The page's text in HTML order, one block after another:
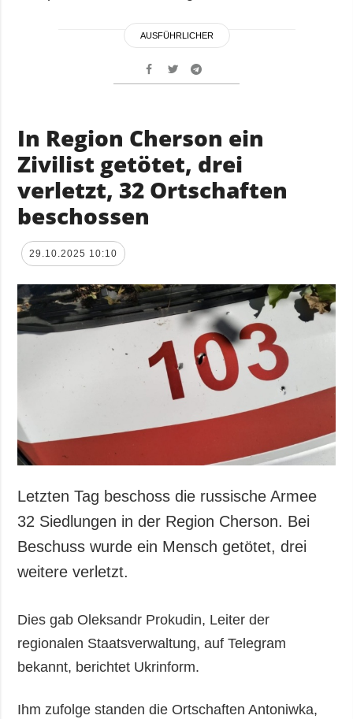
AUSFÜHRLICHER
In Region Cherson ein
Zivilist getötet, drei
verletzt, 32 Ortschaften
beschossen
29.10.2025 10:10
Letzten Tag beschoss die russische Armee
32 Siedlungen in der Region Cherson. Bei
Beschuss wurde ein Mensch getötet, drei
weitere verletzt.
Dies gab Oleksandr Prokudin, Leiter der
regionalen Staatsverwaltung, auf Telegram
bekannt, berichtet Ukrinform.
Ihm zufolge standen die Ortschaften Antoniwka,